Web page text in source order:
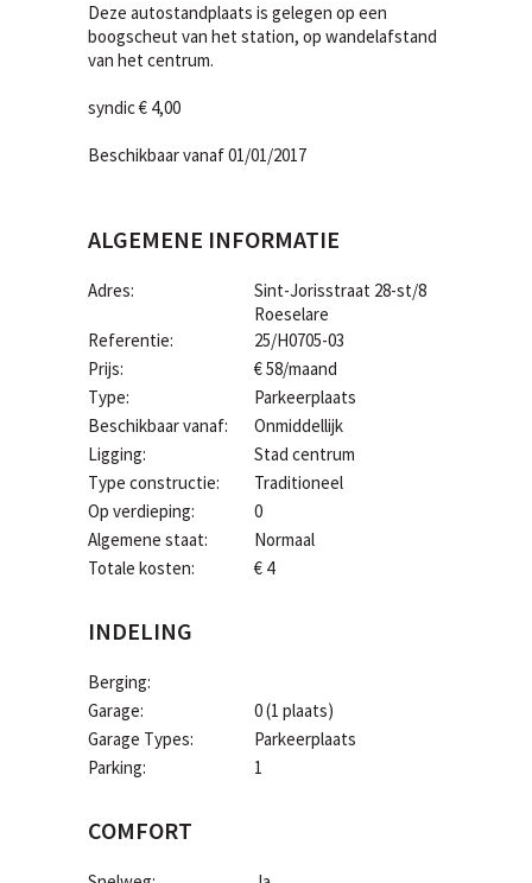
Deze autostandplaats is gelegen op een
boogscheut van het station, op wandelafstand
van het centrum.
syndic € 4,00
Beschikbaar vanaf 01/01/2017
ALGEMENE INFORMATIE
Adres:
Sint-Jorisstraat 28-st/8
Roeselare
Referentie:
25/H0705-03
Prijs:
€ 58/maand
Type:
Parkeerplaats
Beschikbaar vanaf:
Onmiddellijk
Ligging:
Stad centrum
Type constructie:
Traditioneel
Op verdieping:
0
Algemene staat:
Normaal
Totale kosten:
€ 4
INDELING
Berging:
Garage:
0 (1 plaats)
Garage Types:
Parkeerplaats
Parking:
1
COMFORT